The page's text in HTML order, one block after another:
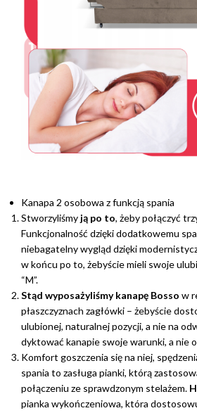
Kanapa 2 osobowa z funkcją spania
Stworzyliśmy ją po to, żeby połączyć
Funkcjonalność dzięki dodatkowemu
niebagatelny wygląd dzięki
w końcu po to, żebyście mieli swoje
“M”.
Stąd wyposażyliśmy kanapę Bosso w
płaszczyznach zagłówki – żebyście
ulubionej, naturalnej pozycji, a nie na
dyktować kanapie swoje warunki, a nie
Komfort goszczenia się na niej,
spania to zasługa pianki, którą
połączeniu ze sprawdzonym stelażem.
pianka wykończeniowa, która